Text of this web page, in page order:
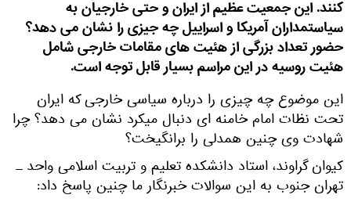
کنند. این جمعیت عظیم از ایران و حتی خارجیان به
سیاستمداران آمریکا و اسراییل چه جیزی را نشان می دهد؟
حضور تعداد بزرگی از هئیت های مقامات خارجی شامل
هئیت روسیه در این مراسم بسیار قابل توجه است.
این موضوع چه چیزی را درباره سیاسی خارجی که ایران
تحت نظات امام خامنه ای دنبال میکرد نشان می دهد؟ چرا
شهادت وی چنین همدلی را برانگیخت؟
کیوان گراوند، استاد دانشکده تعلیم و تربیت اسلامی واحد ـ
تهران جنوب به این سوالات خبرنگار ما چنین پاسخ داد: